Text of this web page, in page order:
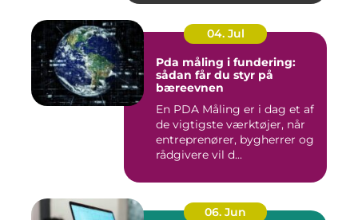
04. Jul
Pda måling i fundering:
sådan får du styr på
bæreevnen
En PDA Måling er i dag et af
de vigtigste værktøjer, når
entreprenører, bygherrer og
rådgivere vil d...
06. Jun